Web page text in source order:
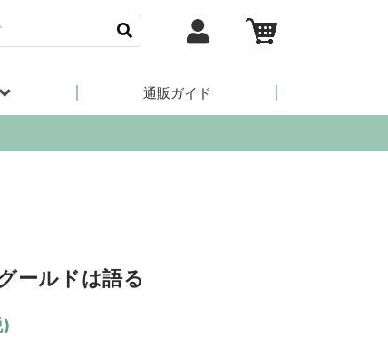
通販ガイド
ールドは語る